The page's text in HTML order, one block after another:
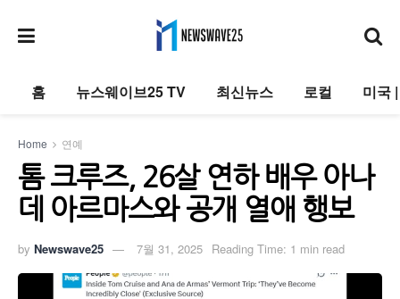
홈 뉴스웨이브25 TV 최신뉴스 로컬 미국
Home 연예
톰 크루즈, 26살 연하 배우 아나
데 아르마스와 공개 열애 행보
by Newswave25 7월 31, 2025 Reading Time: 1 min read